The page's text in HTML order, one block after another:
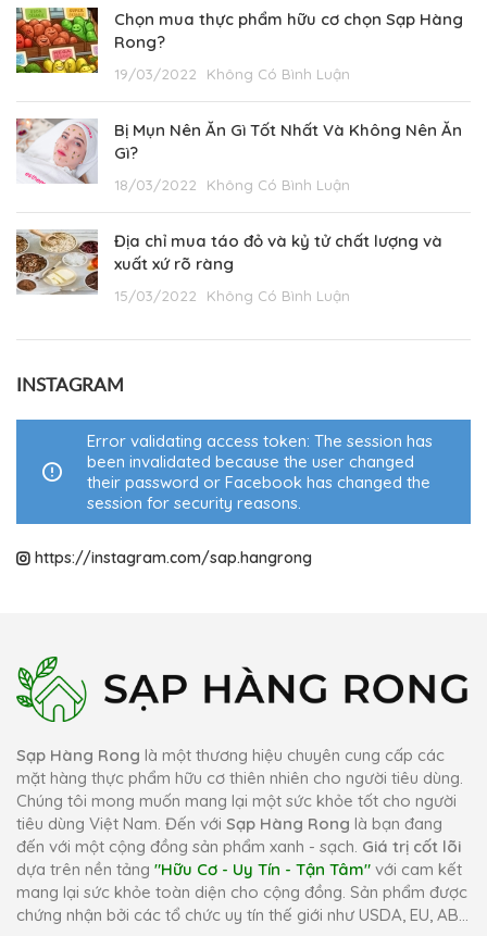
Chọn mua thực phẩm hữu cơ chọn Sạp Hàng
Rong?
19/03/2022 Không Có Bình Luận
Bị Mụn Nên Ăn Gì Tốt Nhất Và Không Nên Ăn
Gì?
18/03/2022 Không Có Bình Luận
Địa chỉ mua táo đỏ và kỷ tử chất lượng và
xuất xứ rõ ràng
15/03/2022 Không Có Bình Luận
INSTAGRAM
Error validating access token: The session has
been invalidated because the user changed
their password or Facebook has changed the
session for security reasons.
https://instagram.com/sap.hangrong
Sạp Hàng Rong là một thương hiệu chuyên cung cấp các
mặt hàng thực phẩm hữu cơ thiên nhiên cho người tiêu dùng.
Chúng tôi mong muốn mang lại một sức khỏe tốt cho người
tiêu dùng Việt Nam. Đến với Sạp Hàng Rong là bạn đang
đến với một cộng đồng sản phẩm xanh - sạch. Giá trị cốt lõi
dựa trên nền tảng "Hữu Cơ - Uy Tín - Tận Tâm" với cam kết
mang lại sức khỏe toàn diện cho cộng đồng. Sản phẩm được
chứng nhận bởi các tổ chức uy tín thế giới như USDA, EU, AB...